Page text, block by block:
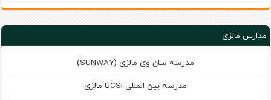
مدارس مالزی
مدرسه سان‌ وی مالزی (SUNWAY)
مدرسه بین‌ المللی UCSI مالزی